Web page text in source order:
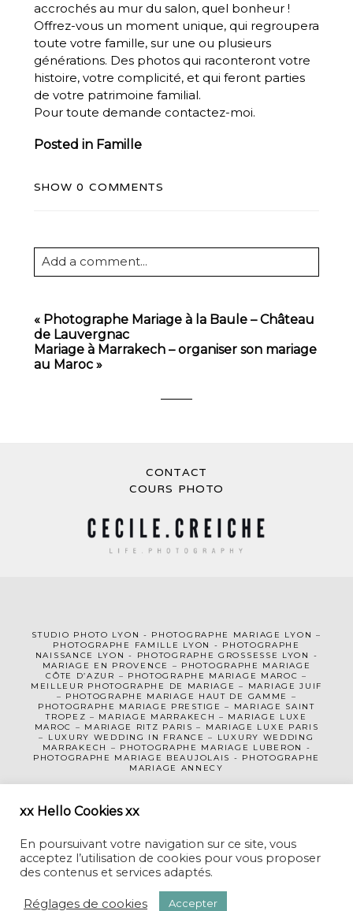
accrochés au mur du salon, quel bonheur !
Offrez-vous un moment unique, qui regroupera
toute votre famille, sur une ou plusieurs
générations. Des photos qui raconteront votre
histoire, votre complicité, et qui feront parties
de votre patrimoine familial.
Pour toute demande contactez-moi.
Posted in Famille
SHOW0 COMMENTS
Add a comment...
Required fields are marked *
« Photographe Mariage à la Baule – Château
de Lauvergnac
Mariage à Marrakech – organiser son mariage
au Maroc »
CONTACT
COURS PHOTO
STUDIO PHOTO LYON - PHOTOGRAPHE MA RIAGE LYON –
PHOTOGRAPHE FAMILLE LYON
- PHOTOGRAPHE
NAISSANCE LYON - PHOTOGRAPHE GROSSESSE LYON
-
MARIAGE EN PROVENCE
– PHOTOGRAPHE MARIAGE
CÔTE D’AZUR – PHOTOGRAPHE MARIAGE MAROC –
MEILLEUR PHOTOGRAPHE DE MARIAGE – MARIAGE JUIF
– PHOTOGRAPHE MARIAGE HAUT DE GAMME
–
PHOTOGRAPHE MARIAGE PRESTIGE – MARIAGE SAINT
TROPEZ – MARIAGE MARRAKECH – MARIAGE LUXE
MAROC
– MARIAGE RITZ PARIS – MARIAGE LUXE PARIS
– LUXURY WEDDING IN FRANCE – LUXURY WEDDING
MARRAKECH – PHOTOGRAPHE MARIAGE LUBERON -
PHOTOGRAPHE MARIAGE BEAUJOLAIS - PHOTOGRAPHE
MARIAGE ANNECY
CECILE CREICHE • PHOTOGRAPHE MARIAGE LYON-GENEVE-MAROC
xx Hello Cookies xx
En poursuivant votre navigation sur ce site, vous
acceptez l’utilisation de cookies pour vous proposer
des contenus et services adaptés.
Réglages de cookies Accepter